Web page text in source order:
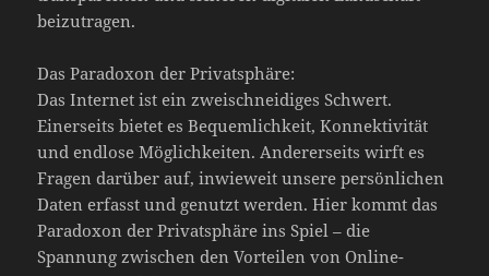
beizutragen.
Das Paradoxon der Privatsphäre:
Das Internet ist ein zweischneidiges Schwert.
Einerseits bietet es Bequemlichkeit, Konnektivität
und endlose Möglichkeiten. Andererseits wirft es
Fragen darüber auf, inwieweit unsere persönlichen
Daten erfasst und genutzt werden. Hier kommt das
Paradoxon der Privatsphäre ins Spiel – die
Spannung zwischen den Vorteilen von Online-